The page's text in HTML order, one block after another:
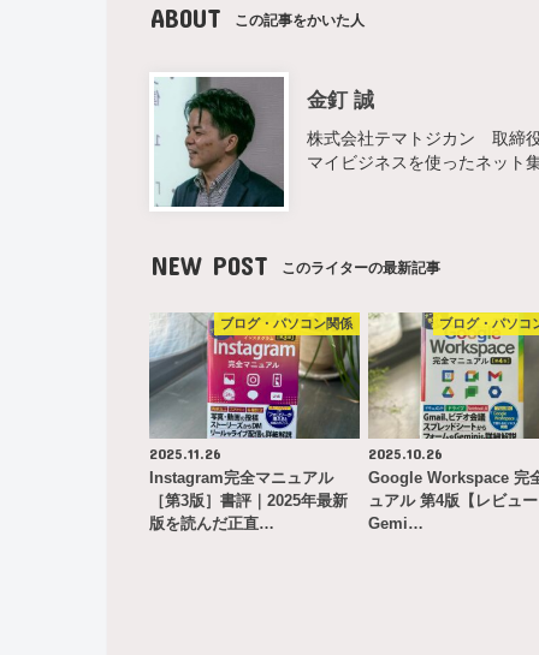
ABOUT この記事をかいた人
金釘 誠
株式会社テマトジカン 取締
マイビジネスを使ったネット
NEW POST このライターの最新記事
ブログ・パソコン関係
2025.11.26
Instagram完全マニュアル
［第3版］書評｜2025年最新
版を読んだ正直…
ブログ・パソコ
2025.10.26
Google Workspace 完
ュアル 第4版【レビュ
Gemi…